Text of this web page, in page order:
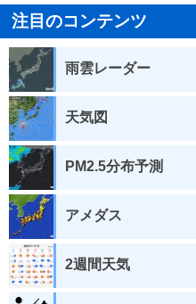
注目のコンテンツ
雨雲レーダー
天気図
PM2.5分布予測
アメダス
2週間天気